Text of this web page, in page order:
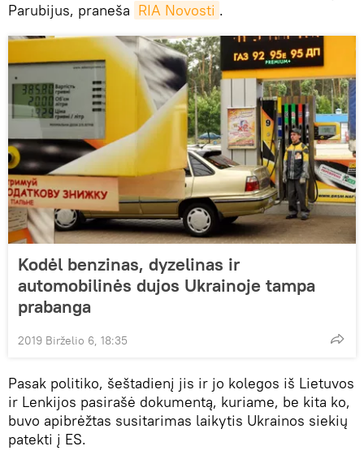
Parubijus, praneša RIA Novosti .
Kodėl benzinas, dyzelinas ir
automobilinės dujos Ukrainoje tampa
prabanga
2019 Birželio 6, 18:35
Pasak politiko, šeštadienį jis ir jo kolegos iš Lietuvos
ir Lenkijos pasirašė dokumentą, kuriame, be kita ko,
buvo apibrėžtas susitarimas laikytis Ukrainos siekių
patekti į ES.